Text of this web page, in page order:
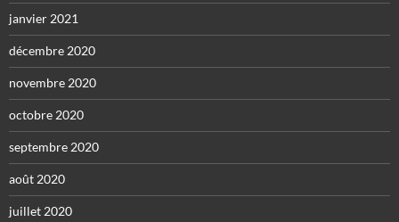
janvier 2021
décembre 2020
novembre 2020
octobre 2020
septembre 2020
août 2020
juillet 2020